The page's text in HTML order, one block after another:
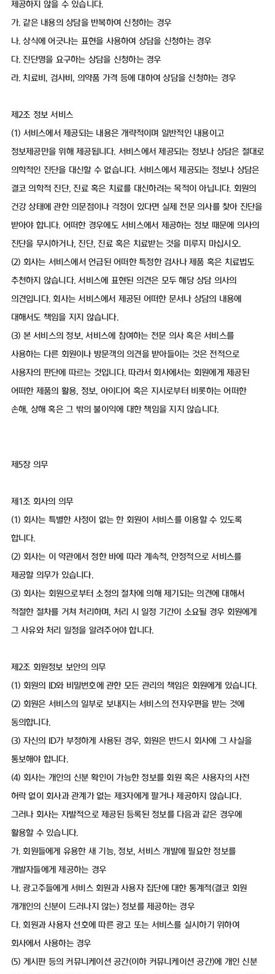
제공하지 않을 수 있습니다.
가. 같은 내용의 상담을 반복하여 신청하는 경우
나. 상식에 어긋나는 표현을 사용하여 상담을 신청하는 경우
다. 진단명을 요구하는 상담을 신청하는 경우
라. 치료비, 검사비, 의약품 가격 등에 대하여 상담을 신청하는 경우
제2조 정보 서비스
(1) 서비스에서 제공되는 내용은 개략적이며 일반적인 내용이고
정보제공만을 위해 제공됩니다. 서비스에서 제공되는 정보나 상담은 절대로
의학적인 진단을 대신할 수 없습니다. 서비스에서 제공되는 정보나 상담은
결코 의학적 진단, 진료 혹은 치료를 대신하려는 목적이 아닙니다. 회원의
건강 상태에 관한 의문점이나 걱정이 있다면 실제 전문 의사를 찾아 진단을
받아야 합니다. 어떠한 경우에도 서비스에서 제공하는 정보 때문에 의사의
진단을 무시하거나, 진단, 진료 혹은 치료받는 것을 미루지 마십시오.
(2) 회사는 서비스에서 언급된 어떠한 특정한 검사나 제품 혹은 치료법도
추천하지 않습니다. 서비스에 표현된 의견은 모두 해당 상담 의사의
의견입니다. 회사는 서비스에서 제공된 어떠한 문서나 상담의 내용에
대해서도 책임을 지지 않습니다.
(3) 본 서비스의 정보, 서비스에 참여하는 전문 의사 혹은 서비스를
사용하는 다른 회원이나 방문객의 의견을 받아들이는 것은 전적으로
사용자의 판단에 따르는 것입니다. 따라서 회사에서는 회원에게 제공된
어떠한 제품의 활용, 정보, 아이디어 혹은 지시로부터 비롯하는 어떠한
손해, 상해 혹은 그 밖의 불이익에 대한 책임을 지지 않습니다.
제5장 의무
제1조 회사의 의무
(1) 회사는 특별한 사정이 없는 한 회원이 서비스를 이용할 수 있도록
합니다.
(2) 회사는 이 약관에서 정한 바에 따라 계속적, 안정적으로 서비스를
제공할 의무가 있습니다.
(3) 회사는 회원으로부터 소정의 절차에 의해 제기되는 의견에 대해서
적절한 절차를 거쳐 처리하며, 처리 시 일정 기간이 소요될 경우 회원에게
그 사유와 처리 일정을 알려주어야 합니다.
제2조 회원정보 보안의 의무
(1) 회원의 ID와 비밀번호에 관한 모든 관리의 책임은 회원에게 있습니다.
(2) 회원은 서비스의 일부로 보내지는 서비스의 전자우편을 받는 것에
동의합니다.
(3) 자신의 ID가 부정하게 사용된 경우, 회원은 반드시 회사에 그 사실을
통보해야 합니다.
(4) 회사는 개인의 신분 확인이 가능한 정보를 회원 혹은 사용자의 사전
허락 없이 회사과 관계가 없는 제3자에게 팔거나 제공하지 않습니다.
그러나 회사는 자발적으로 제공된 등록된 정보를 다음과 같은 경우에
활용할 수 있습니다.
가. 회원들에게 유용한 새 기능, 정보, 서비스 개발에 필요한 정보를
개발자들에게 제공하는 경우
나. 광고주들에게 서비스 회원과 사용자 집단에 대한 통계적(결코 회원
개개인의 신분이 드러나지 않는) 정보를 제공하는 경우
다. 회원과 사용자 선호에 따른 광고 또는 서비스를 실시하기 위하여
회사에서 사용하는 경우
(5) 게시판 등의 커뮤니케이션 공간(이하 커뮤니케이션 공간)에 개인 신분